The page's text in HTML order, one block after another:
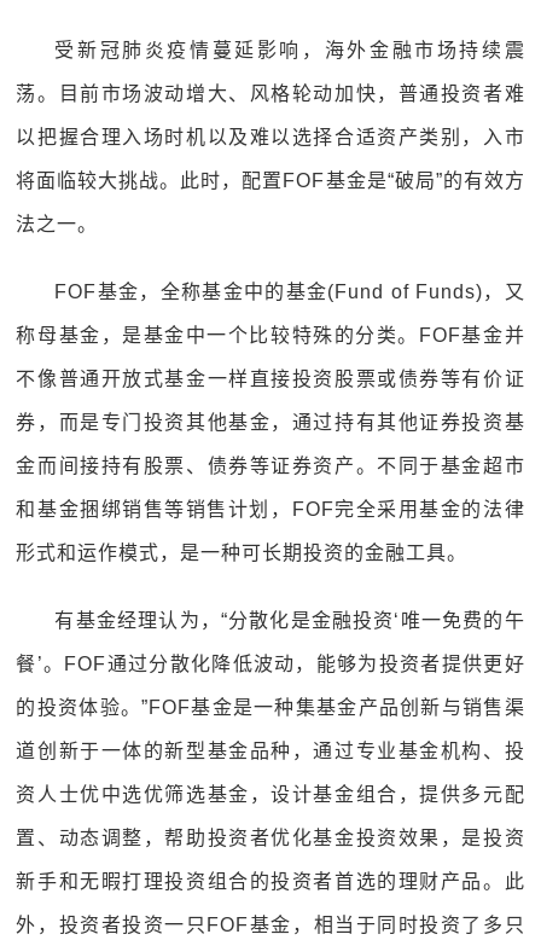
受新冠肺炎疫情蔓延影响，海外金融市场持续震
荡。目前市场波动增大、风格轮动加快，普通投资者难
以把握合理入场时机以及难以选择合适资产类别，入市
将面临较大挑战。此时，配置FOF基金是“破局”的有效方
法之一。
FOF基金，全称基金中的基金(Fund of Funds)，又
称母基金，是基金中一个比较特殊的分类。FOF基金并
不像普通开放式基金一样直接投资股票或债券等有价证
券，而是专门投资其他基金，通过持有其他证券投资基
金而间接持有股票、债券等证券资产。不同于基金超市
和基金捆绑销售等销售计划，FOF完全采用基金的法律
形式和运作模式，是一种可长期投资的金融工具。
有基金经理认为，“分散化是金融投资‘唯一免费的午
餐’。FOF通过分散化降低波动，能够为投资者提供更好
的投资体验。”FOF基金是一种集基金产品创新与销售渠
道创新于一体的新型基金品种，通过专业基金机构、投
资人士优中选优筛选基金，设计基金组合，提供多元配
置、动态调整，帮助投资者优化基金投资效果，是投资
新手和无暇打理投资组合的投资者首选的理财产品。此
外，投资者投资一只FOF基金，相当于同时投资了多只